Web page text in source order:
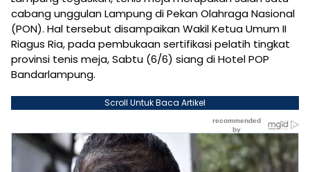
cabang unggulan Lampung di Pekan Olahraga Nasional
(PON). Hal tersebut disampaikan Wakil Ketua Umum II
Riagus Ria, pada pembukaan sertifikasi pelatih tingkat
provinsi tenis meja, Sabtu (6/6) siang di Hotel POP
Bandarlampung.
Scroll Untuk Baca Artikel